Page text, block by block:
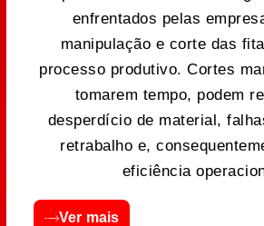
enfrentados pelas
manipulação e corte das
processo produtivo. Cortes
tomarem tempo, podem
desperdício de material,
retrabalho e,
eficiência
Ver mais